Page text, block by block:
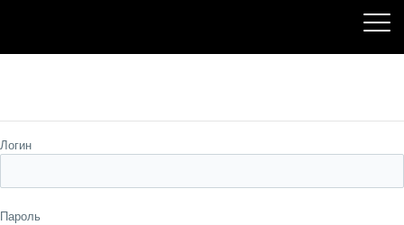
Логин
Пароль